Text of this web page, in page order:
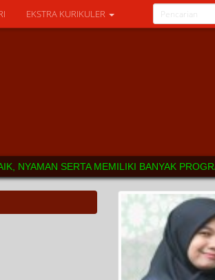
EKSTRA KURIKULER
NYAMAN SERTA MEMILIKI BANYAK